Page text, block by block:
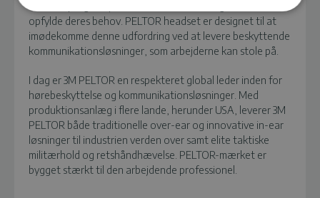
opfylde deres behov. PELTOR headset er designet til at
imødekomme denne udfordring ved at levere beskyttende
kommunikationsløsninger, som arbejderne kan stole på.
I dag er 3M PELTOR en respekteret global leder inden for
hørebeskyttelse og kommunikationsløsninger. Med
produktionsanlæg i flere lande, herunder USA, leverer 3M
PELTOR både traditionelle over-ear og innovative in-ear
løsninger til industrien verden over samt elite taktiske
militærhold og retshåndhævelse. PELTOR-mærket er
bygget stærkt til den arbejdende professionel.